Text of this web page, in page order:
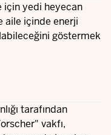
için yedi heyecan
aile içinde enerji
göstermek
tarafından
vakfı,